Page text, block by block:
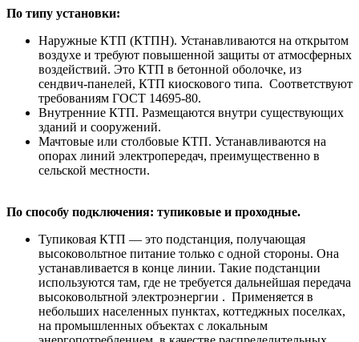
По типу установки:
Наружные КТП (КТПН). Устанавливаются на открытом
воздухе и требуют повышенной защиты от атмосферных
воздействий. Это КТП в бетонной оболочке, из
сендвич-панелей, КТП киоскового типа. Соответствуют
требованиям ГОСТ 14695-80.
Внутренние КТП. Размещаются внутри существующих
зданий и сооружений.
Мачтовые или столбовые КТП. Устанавливаются на
опорах линий электропередач, преимущественно в
сельской местности.
По способу подключения: тупиковые и проходные.
Тупиковая КТП — это подстанция, получающая
высоковольтное питание только с одной стороны. Она
устанавливается в конце линии. Такие подстанции
используются там, где не требуется дальнейшая передача
высоковольтной электроэнергии . Применяется в
небольших населенных пунктах, коттеджных поселках,
на промышленных объектах с локальным